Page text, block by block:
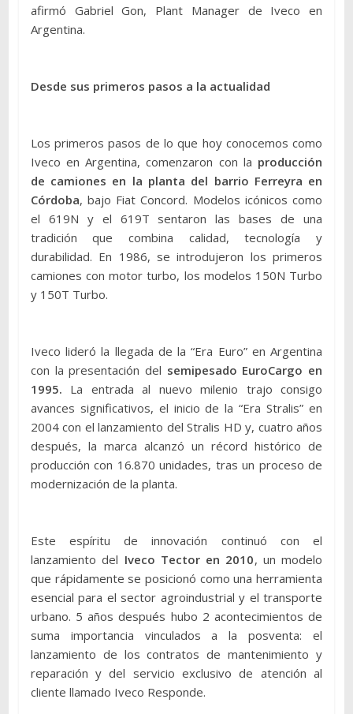
afirmó Gabriel Gon, Plant Manager de Iveco en
Argentina.
Desde sus primeros pasos a la actualidad
Los primeros pasos de lo que hoy conocemos como
Iveco en Argentina, comenzaron con la producción
de camiones en la planta del barrio Ferreyra en
Córdoba, bajo Fiat Concord. Modelos icónicos como
el 619N y el 619T sentaron las bases de una
tradición que combina calidad, tecnología y
durabilidad. En 1986, se introdujeron los primeros
camiones con motor turbo, los modelos 150N Turbo
y 150T Turbo.
Iveco lideró la llegada de la “Era Euro” en Argentina
con la presentación del semipesado EuroCargo en
1995. La entrada al nuevo milenio trajo consigo
avances significativos, el inicio de la “Era Stralis” en
2004 con el lanzamiento del Stralis HD y, cuatro años
después, la marca alcanzó un récord histórico de
producción con 16.870 unidades, tras un proceso de
modernización de la planta.
Este espíritu de innovación continuó con el
lanzamiento del Iveco Tector en 2010, un modelo
que rápidamente se posicionó como una herramienta
esencial para el sector agroindustrial y el transporte
urbano. 5 años después hubo 2 acontecimientos de
suma importancia vinculados a la posventa: el
lanzamiento de los contratos de mantenimiento y
reparación y del servicio exclusivo de atención al
cliente llamado Iveco Responde.